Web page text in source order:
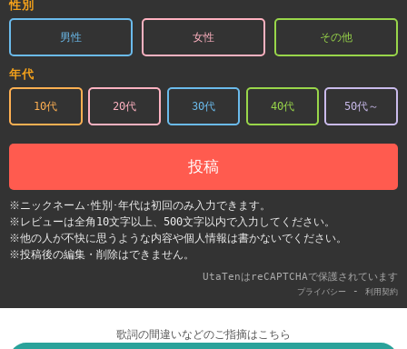
性別
男性 女性 その他
年代
10代 20代 30代 40代 50代～
投稿
※ニックネーム･性別･年代は初回のみ入力できます。
※レビューは全角10文字以上、500文字以内で入力してください。
※他の人が不快に思うような内容や個人情報は書かないでください。
※投稿後の編集・削除はできません。
UtaTenはreCAPTCHAで保護されています
プライバシー - 利用契約
歌詞の間違いなどのご指摘はこちら